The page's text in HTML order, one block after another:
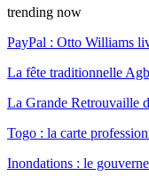
trending now
PayPal : Otto Williams
La fête traditionnelle
La Grande Retrouvaille
Togo : la carte
Inondations : le